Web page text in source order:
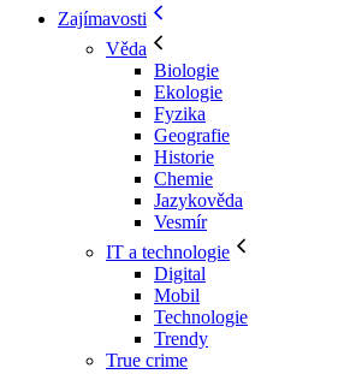
Zajímavosti
Věda
Biologie
Ekologie
Fyzika
Geografie
Historie
Chemie
Jazykověda
Vesmír
IT a technologie
Digital
Mobil
Technologie
Trendy
True crime